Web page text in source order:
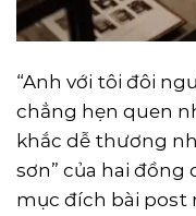
“Anh với tôi đôi
chẳng hẹn quen
khắc dễ thương
sơn” của hai đồng
mục đích bài post